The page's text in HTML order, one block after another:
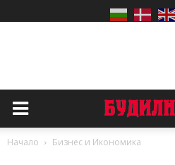
Начало Бизнес и Икономика